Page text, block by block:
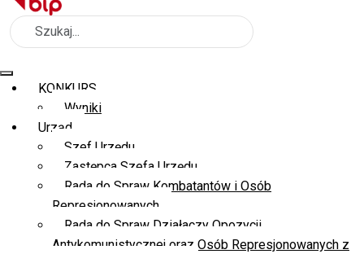
Szukaj
KONKURS
Wyniki
Urząd
Szef Urzędu
Zastępca Szefa Urzędu
Rada do Spraw Kombatantów i Osób
Represjonowanych
Rada do Spraw Działaczy Opozycji
Antykomunistycznej oraz Osób Represjonowanych z